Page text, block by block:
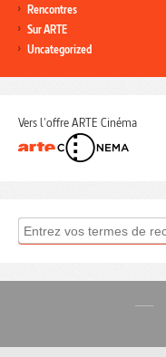
Rencontres
Sur ARTE
Uncategorized
Vers l'offre ARTE Cinéma